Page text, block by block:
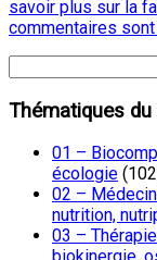
savoir plus sur la
commentaires
Thématiques
01 –
écologie
02 –
nutrition,
03 –